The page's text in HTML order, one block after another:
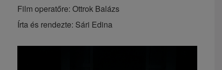
Film operatőre: Ottrok Balázs
Írta és rendezte: Sári Edina